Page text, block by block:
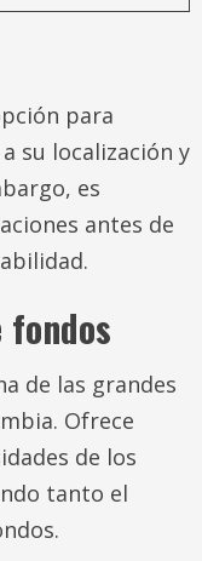
para
su localización y
es
antes de
de las grandes
Ofrece
de los
tanto el